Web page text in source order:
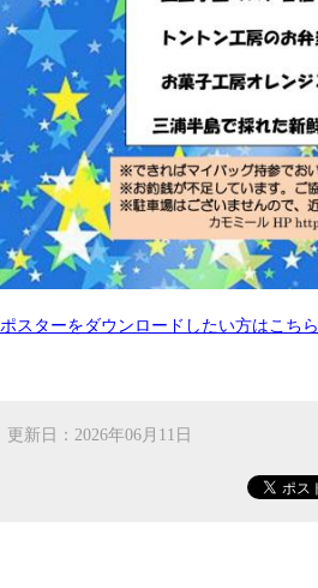
ポスターをダウンロードしたい方はこちら
更新日：2026年06月11日